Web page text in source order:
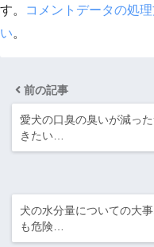
す。
コメントデータの処
い。
前の記事
愛犬の口臭の臭いが減っ
きたい…
犬の水分量についての大
も危険…